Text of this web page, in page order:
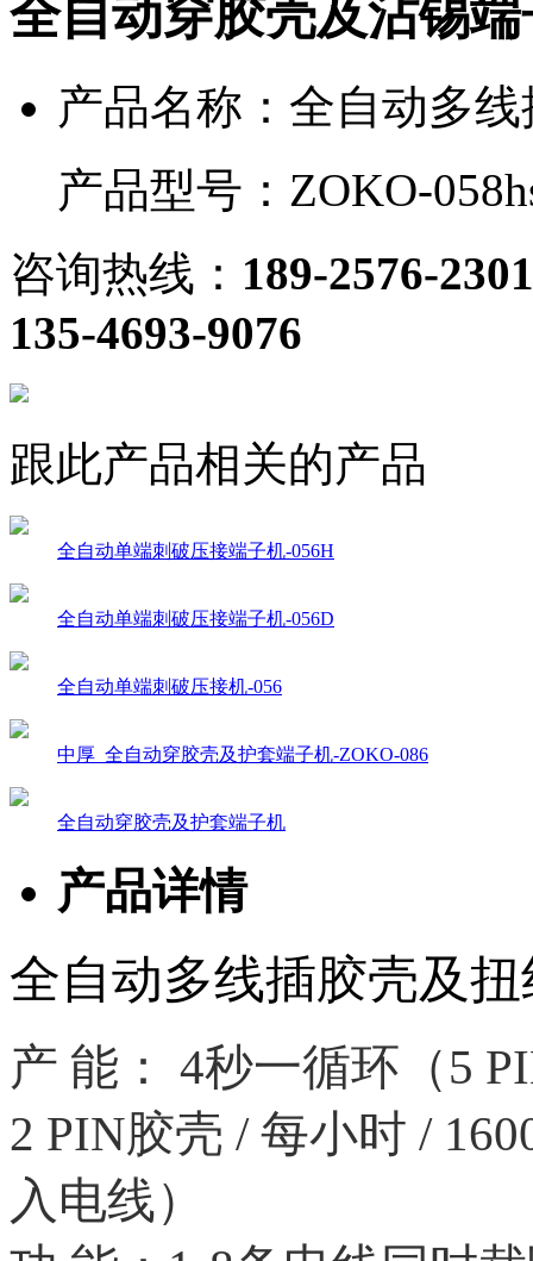
全自动穿胶壳及沾锡
产品名称： 全自动多
产品型号： ZOKO-
咨询热线： 189-2576-2301
135-4693-9076
跟此产品相关的产品
全自动单端刺破压接端子机-056H
全自动单端刺破压接端子机-056D
全自动单端刺破压接机-056
中厚_全自动穿胶壳及护套端子机-ZOKO-086
全自动穿胶壳及护套端子机
产品详情
全自动多线插胶壳及
产 能： 4秒一循环（5
2 PIN胶壳 / 每小时 /
入电线）